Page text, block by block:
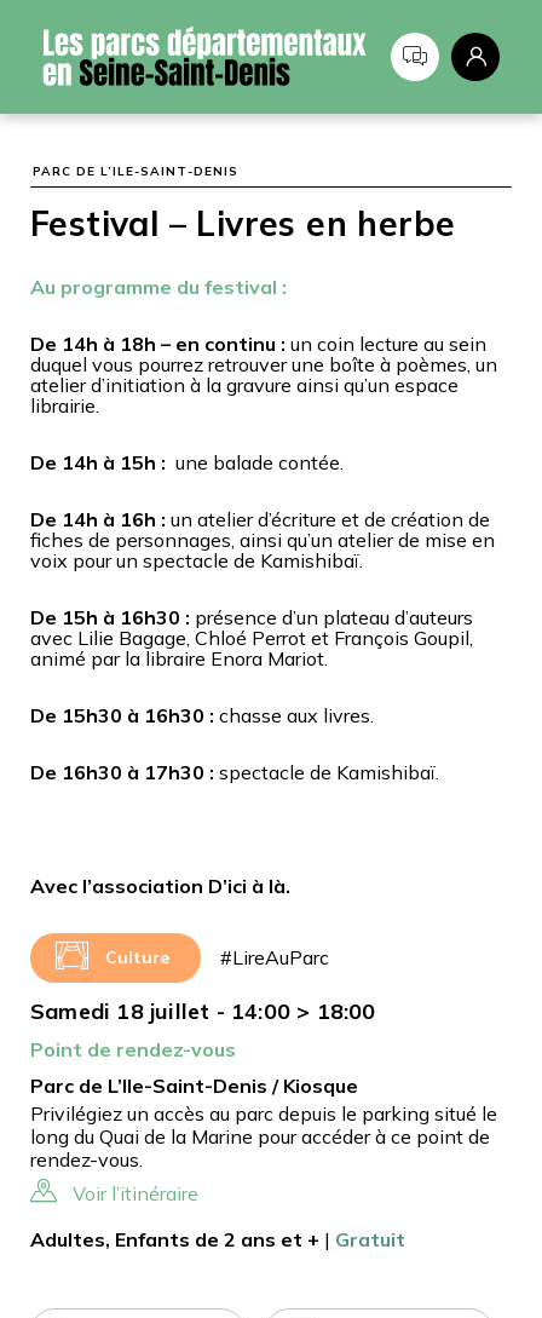
PARC DE L’ILE-SAINT-DENIS
Festival – Livres en herbe
Au programme du festival :
De 14h à 18h – en continu : un coin lecture au sein
duquel vous pourrez retrouver une boîte à poèmes, un
atelier d’initiation à la gravure ainsi qu’un espace
librairie.
De 14h à 15h : une balade contée.
De 14h à 16h : un atelier d’écriture et de création de
fiches de personnages, ainsi qu’un atelier de mise en
voix pour un spectacle de Kamishibaï.
De 15h à 16h30 : présence d’un plateau d’auteurs
avec Lilie Bagage, Chloé Perrot et François Goupil,
animé par la libraire Enora Mariot.
De 15h30 à 16h30 : chasse aux livres.
De 16h30 à 17h30 : spectacle de Kamishibaï.
Avec l’association D’ici à là.
Culture #LireAuParc
Samedi 18 juillet - 14:00 > 18:00
Point de rendez-vous
Parc de L’Ile-Saint-Denis / Kiosque
Privilégiez un accès au parc depuis le parking situé le
long du Quai de la Marine pour accéder à ce point de
rendez-vous.
Voir l’itinéraire
Adultes, Enfants de 2 ans et + | Gratuit